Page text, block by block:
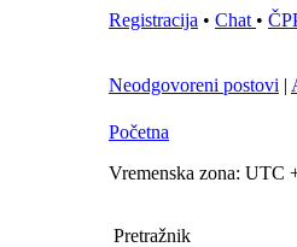
Registracija • Chat •
Neodgovoreni postovi |
Početna
Vremenska zona: UTC
Pretražnik